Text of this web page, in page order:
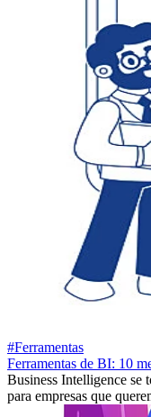
#Ferramentas
Ferramentas de BI: 10
Business Intelligence se
para empresas que